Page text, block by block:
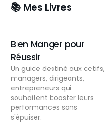
📚 Mes Livres
Bien Manger pour
Réussir
Un guide destiné aux actifs,
managers, dirigeants,
entrepreneurs qui
souhaitent booster leurs
performances sans
s'épuiser.